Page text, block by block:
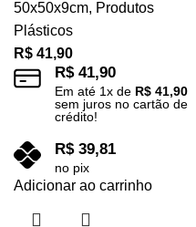
50x50x9cm, Produtos
Plásticos
R$ 41,90
R$41,90
Em até 1x de R$ 41,90
sem juros no cartão de
crédito!
R$39,81
no pix
Adicionar ao carrinho